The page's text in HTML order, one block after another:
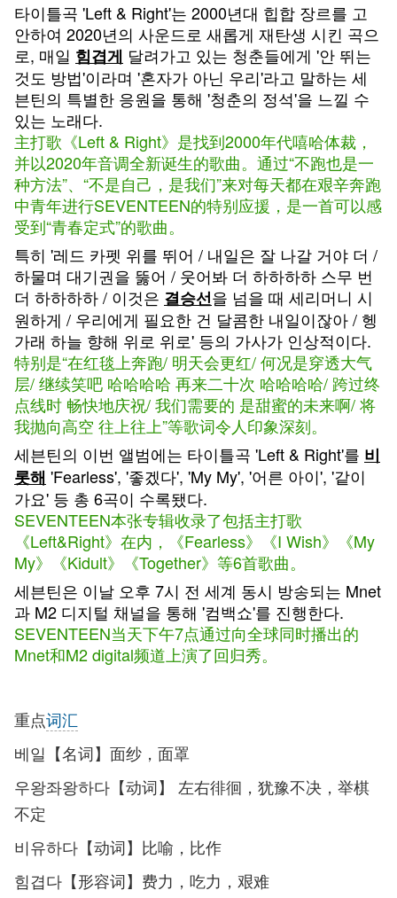
타이틀곡 'Left & Right'는 2000년대 힙합 장르를 고
안하여 2020년의 사운드로 새롭게 재탄생 시킨 곡으
로, 매일 힘겹게 달려가고 있는 청춘들에게 '안 뛰는
것도 방법'이라며 '혼자가 아닌 우리'라고 말하는 세
븐틴의 특별한 응원을 통해 '청춘의 정석'을 느낄 수
있는 노래다.
主打歌《Left & Right》是找到2000年代嘻哈体裁，
并以2020年音调全新诞生的歌曲。通过“不跑也是一
种方法”、“不是自己，是我们”来对每天都在艰辛奔跑
中青年进行SEVENTEEN的特别应援，是一首可以感
受到“青春定式”的歌曲。
특히 '레드 카펫 위를 뛰어 / 내일은 잘 나갈 거야 더 /
하물며 대기권을 뚫어 / 웃어봐 더 하하하하 스무 번
더 하하하하 / 이것은 결승선을 넘을 때 세리머니 시
원하게 / 우리에게 필요한 건 달콤한 내일이잖아 / 헹
가래 하늘 향해 위로 위로' 등의 가사가 인상적이다.
特别是“在红毯上奔跑/ 明天会更红/ 何况是穿透大气
层/ 继续笑吧 哈哈哈哈 再来二十次 哈哈哈哈/ 跨过终
点线时 畅快地庆祝/ 我们需要的 是甜蜜的未来啊/ 将
我抛向高空 往上往上”等歌词令人印象深刻。
세븐틴의 이번 앨범에는 타이틀곡 'Left & Right'를 비
롯해 'Fearless', '좋겠다', 'My My', '어른 아이', '같이
가요' 등 총 6곡이 수록됐다.
SEVENTEEN本张专辑收录了包括主打歌
《Left&Right》在内，《Fearless》《I Wish》《My
My》《Kidult》《Together》等6首歌曲。
세븐틴은 이날 오후 7시 전 세계 동시 방송되는 Mnet
과 M2 디지털 채널을 통해 '컴백쇼'를 진행한다.
SEVENTEEN当天下午7点通过向全球同时播出的
Mnet和M2 digital频道上演了回归秀。
重点词汇
베일【名词】面纱，面罩
우왕좌왕하다【动词】 左右徘徊，犹豫不决，举棋
不定
비유하다【动词】比喻，比作
힘겹다【形容词】费力，吃力，艰难